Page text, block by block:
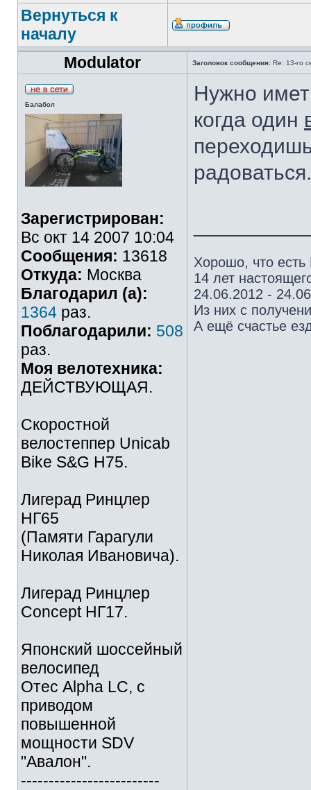
Вернуться к
началу
Modulator
Заголовок сообщения: Re: 13-го
Балабол
Зарегистрирован:
Вс окт 14 2007 10:04
Сообщения: 13618
Откуда: Москва
Благодарил (а):
1364 раз.
Поблагодарили: 508
раз.
Моя велотехника:
ДЕЙСТВУЮЩАЯ.
Скоростной
велостеппер Unicab
Bike S&G Н75.
Лигерад Ринцлер
НГ65
(Памяти Гарагули
Николая Ивановича).
Лигерад Ринцлер
Concept НГ17.
Японский шоссейный
велосипед
Отес Alpha LC, с
приводом
повышенной
мощности SDV
"Авалон".
-------------------------
Нужно
когда один
Хорошо, что
14 лет
24.06.2012 -
Из них с
А ещё счастье